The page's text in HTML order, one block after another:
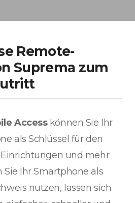
Remote-
Suprema zum
Accesskönnen Sie Ihr
als Schlüssel für den
und mehr
Ihr Smartphone als
nutzen, lassen sich